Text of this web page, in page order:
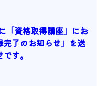
「資格取得講座」にお
了のお知らせ」を送
す。